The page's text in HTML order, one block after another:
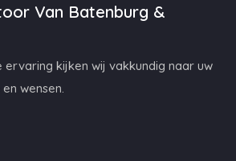
Van Batenburg &
ervaring kijken wij vakkundig naar uw
wensen.